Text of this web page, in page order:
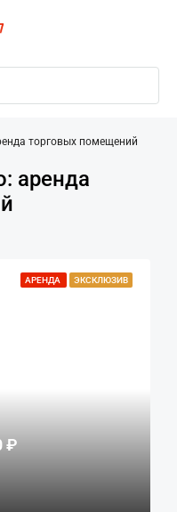
торговых помещений
аренда
АРЕНДА ЭКСКЛЮЗИВ
₽